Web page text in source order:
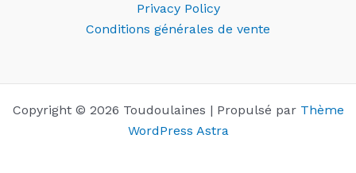
Privacy Policy
Conditions générales de vente
Copyright © 2026 Toudoulaines | Propulsé par Thème
WordPress Astra